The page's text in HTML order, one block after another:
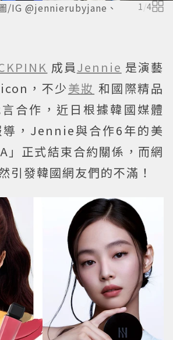
/IG @jennierubyjane、
1/4
成員Jennie 是演藝
，不少美妝 和國際精品
合作，近日根據韓國媒體
導，Jennie與合作6年的美
」正式結束合約關係，而網
引發韓國網友們的不滿！